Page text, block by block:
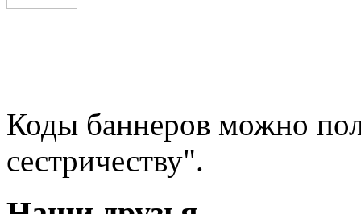
Коды баннеров можно
сестричеству".